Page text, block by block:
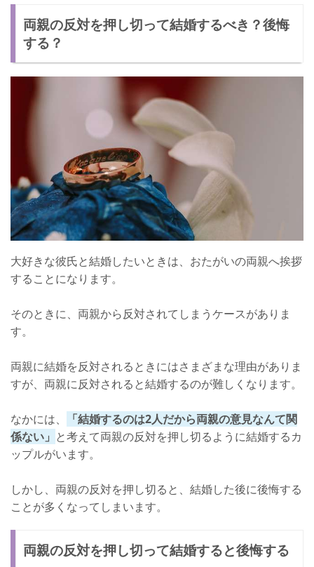
感情的になるのはNG
反対を押し切って結婚をした夫婦は幸せ？体験談
両親に結婚を猛反対されても絶縁をするのはNG
両親の反対を押し切って結婚するべき？後悔
する？
大好きな彼氏と結婚したいときは、おたがいの両親へ挨拶
することになります。
そのときに、両親から反対されてしまうケースがありま
す。
両親に結婚を反対されるときにはさまざまな理由がありま
すが、両親に反対されると結婚するのが難しくなります。
なかには、
「結婚するのは2人だから両親の意見なんて関
係ない」 と考えて両親の反対を押し切るように結婚するカ
ップルがいます。
しかし、両親の反対を押し切ると、結婚した後に後悔する
ことが多くなってしまいます。
両親の反対を押し切って結婚すると後悔する